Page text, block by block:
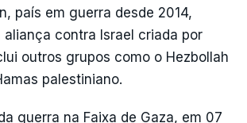
país em guerra desde 2014,
contra Israel criada por
outros grupos como o Hezbollah
palestiniano.
guerra na Faixa de Gaza, em 07